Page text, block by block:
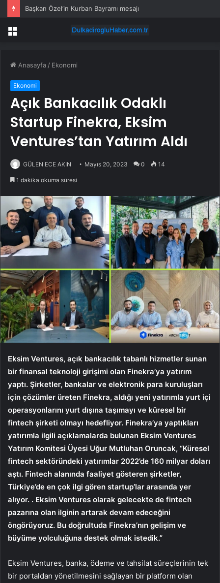
Başkan Özel’in Kurban Bayramı mesajı
Menü
Anasayfa / Ekonomi
Ekonomi
Açık Bankacılık Odaklı
Startup Finekra, Eksim
Ventures’tan Yatırım Aldı
GÜLEN ECE AKIN Mayıs 20, 2023 0 14
1 dakika okuma süresi
Eksim Ventures, açık bankacılık tabanlı hizmetler sunan
bir finansal teknoloji girişimi olan Finekra’ya yatırım
yaptı. Şirketler, bankalar ve elektronik para kuruluşları
için çözümler üreten Finekra, aldığı yeni yatırımla yurt içi
operasyonlarını yurt dışına taşımayı ve küresel bir
fintech şirketi olmayı hedefliyor. Finekra’ya yaptıkları
yatırımla ilgili açıklamalarda bulunan Eksim Ventures
Yatırım Komitesi Üyesi Uğur Mutluhan Oruncak, “Küresel
fintech sektöründeki yatırımlar 2022’de 160 milyar doları
aştı. Fintech alanında faaliyet gösteren şirketler,
Türkiye’de en çok ilgi gören startup’lar arasında yer
alıyor. . Eksim Ventures olarak gelecekte de fintech
pazarına olan ilginin artarak devam edeceğini
öngörüyoruz. Bu doğrultuda Finekra’nın gelişim ve
büyüme yolculuğuna destek olmak istedik.”
Eksim Ventures, banka, ödeme ve tahsilat süreçlerinin tek
bir portaldan yönetilmesini sağlayan bir platform olan